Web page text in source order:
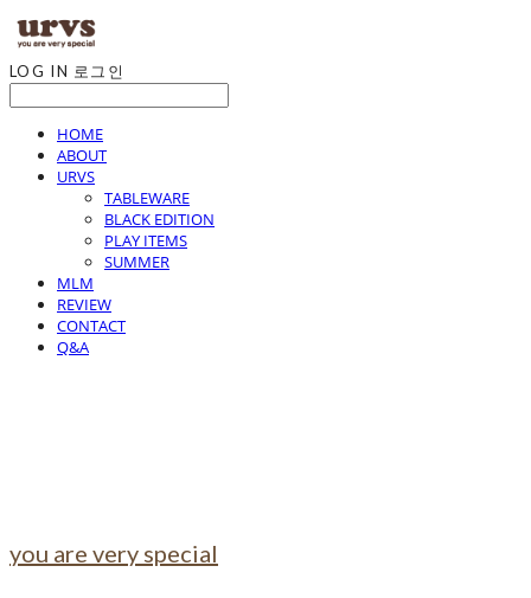
LOG IN 로그인
HOME
ABOUT
URVS
TABLEWARE
BLACK EDITION
PLAY ITEMS
SUMMER
MLM
REVIEW
CONTACT
Q&A
you are very special